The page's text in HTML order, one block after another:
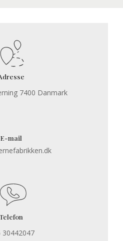
7400 Danmark
E-mail
Telefon
30442047